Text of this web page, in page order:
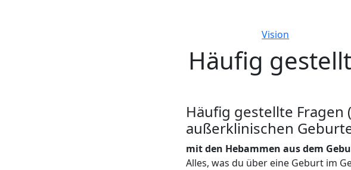
Vision
Häufig
Häufig gestellte Fragen
außerklinischen
mit den Hebammen aus dem
Alles, was du über eine Geburt im